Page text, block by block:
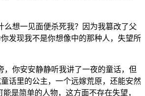
么想一见面便杀死我？因为我篡改了父
发现我不是你想像中的那种人，失望所
，你安安静静听我讲了一夜的童话，但
话里的公主，一个远嫁荒原，还能安然
是简单的人物，这方面不存在失望，